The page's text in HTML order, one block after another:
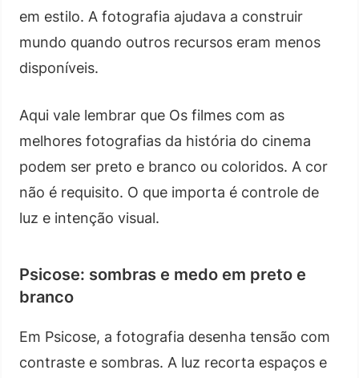
em estilo. A fotografia ajudava a construir
mundo quando outros recursos eram menos
disponíveis.
Aqui vale lembrar que Os filmes com as
melhores fotografias da história do cinema
podem ser preto e branco ou coloridos. A cor
não é requisito. O que importa é controle de
luz e intenção visual.
Psicose: sombras e medo em preto e
branco
Em Psicose, a fotografia desenha tensão com
contraste e sombras. A luz recorta espaços e